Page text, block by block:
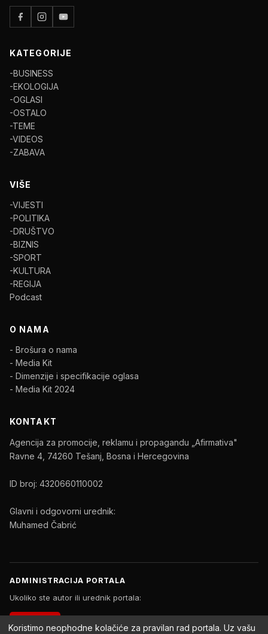
KATEGORIJE
-BUSINESS
-EKOLOGIJA
-OGLASI
-OSTALO
-TEME
-VIDEOS
-ZABAVA
VIŠE
-VIJESTI
-POLITIKA
-DRUŠTVO
-BIZNIS
-SPORT
-KULTURA
-REGIJA
Podcast
O NAMA
- Brošura o nama
- Media Kit
- Dimenzije i specifikacije oglasa
- Media Kit 2024
KONTAKT
Agencija za promocije, reklamu i propagandu „Afirmativa"
Ravne 4, 74260 Tešanj, Bosna i Hercegovina
ID broj: 4320660110002
Glavni i odgovorni urednik:
Muhamed Čabrić
ADMINISTRACIJA PORTALA
Ukoliko ste autor ili urednik portala:
Koristimo neophodne kolačiće za pravilan rad portala. Uz vašu